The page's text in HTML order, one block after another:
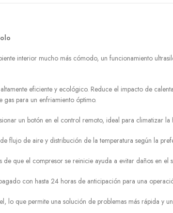
interior mucho más cómodo, un funcionamiento
eficiente y ecológico. Reduce el impacto de
para un enfriamiento óptimo.
un botón en el control remoto, ideal para climatizar la
flujo de aire y distribución de la temperatura según la
que el compresor se reinicie ayuda a evitar daños en el
con hasta 24 horas de anticipación para una
lo que permite una solución de problemas más rápida y